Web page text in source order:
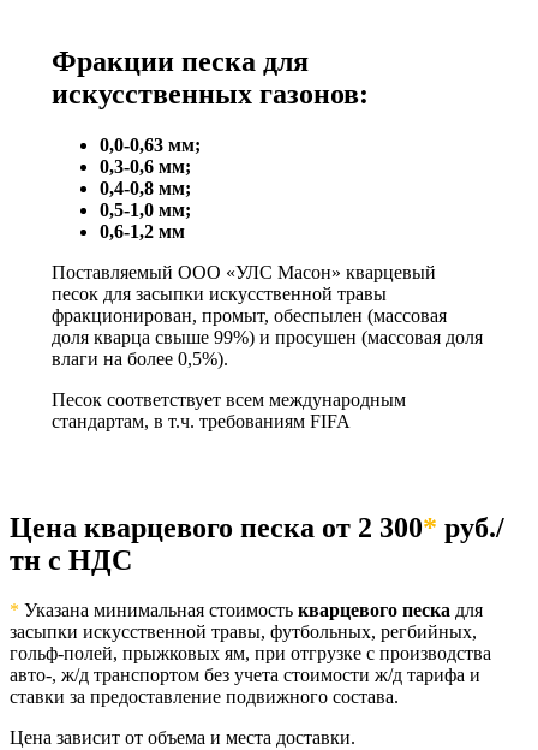
Фракции песка для
искусственных газонов:
0,0-0,63 мм;
0,3-0,6 мм;
0,4-0,8 мм;
0,5-1,0 мм;
0,6-1,2 мм
Поставляемый ООО «УЛС Масон» кварцевый
песок для засыпки искусственной травы
фракционирован, промыт, обеспылен (массовая
доля кварца свыше 99%) и просушен (массовая доля
влаги на более 0,5%).
Песок соответствует всем международным
стандартам, в т.ч. требованиям FIFA
Цена кварцевого песка от 2 300* руб./
тн с НДС
* Указана минимальная стоимость кварцевого песка для
засыпки искусственной травы, футбольных, регбийных,
гольф-полей, прыжковых ям, при отгрузке с производства
авто-, ж/д транспортом без учета стоимости ж/д тарифа и
ставки за предоставление подвижного состава.
Цена зависит от объема и места доставки.